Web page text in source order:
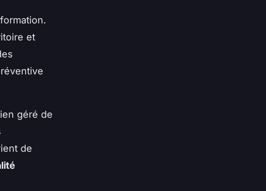
et
géré de
de